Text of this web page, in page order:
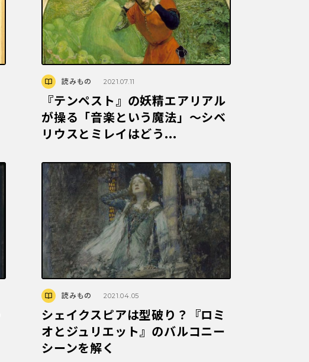
読みもの 2021.07.11
『テンペスト』の妖精エアリアル
が操る「音楽という魔法」～シベ
リウスとミレイはどう...
読みもの 2021.04.05
シェイクスピアは型破り？『ロミ
オとジュリエット』のバルコニー
シーンを解く